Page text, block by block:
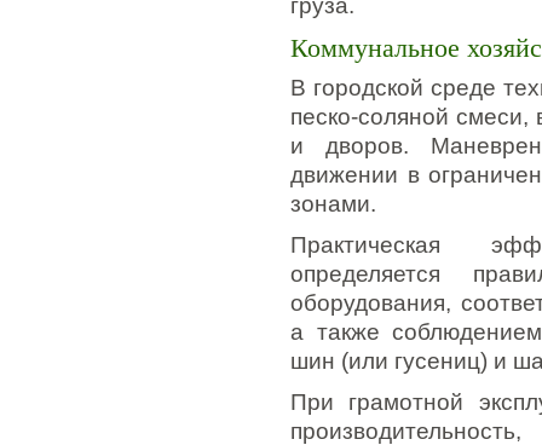
груза.
Коммунальное
В городской среде
песко-соляной
и дворов.
движении в
зонами.
Практическая
определяется
оборудования,
а также
шин (или гусениц) и
При грамотной